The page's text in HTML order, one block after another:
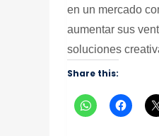
en un mercado
aumentar sus
soluciones
Share this: